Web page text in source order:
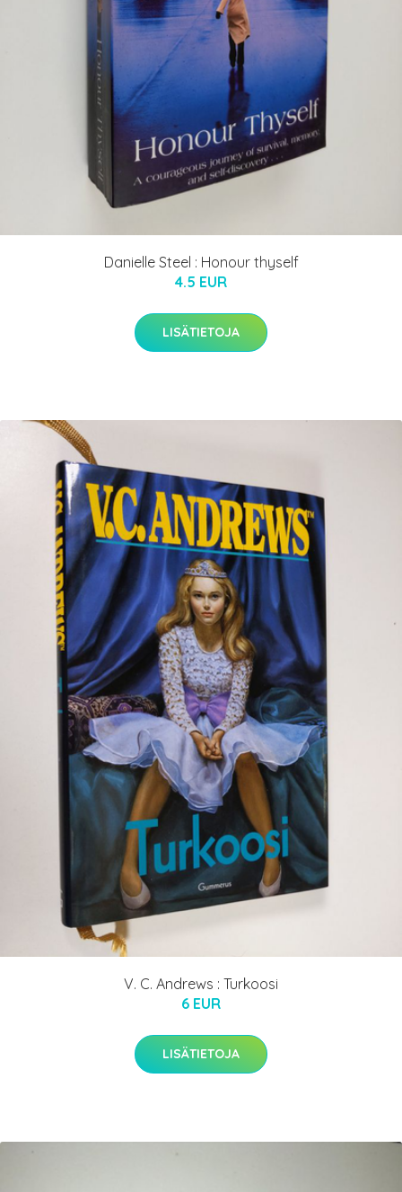
Danielle Steel : Honour thyself
4.5 EUR
LISÄTIETOJA
V. C. Andrews : Turkoosi
6 EUR
LISÄTIETOJA